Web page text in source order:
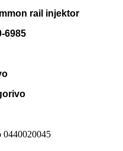
rail injektor
6985